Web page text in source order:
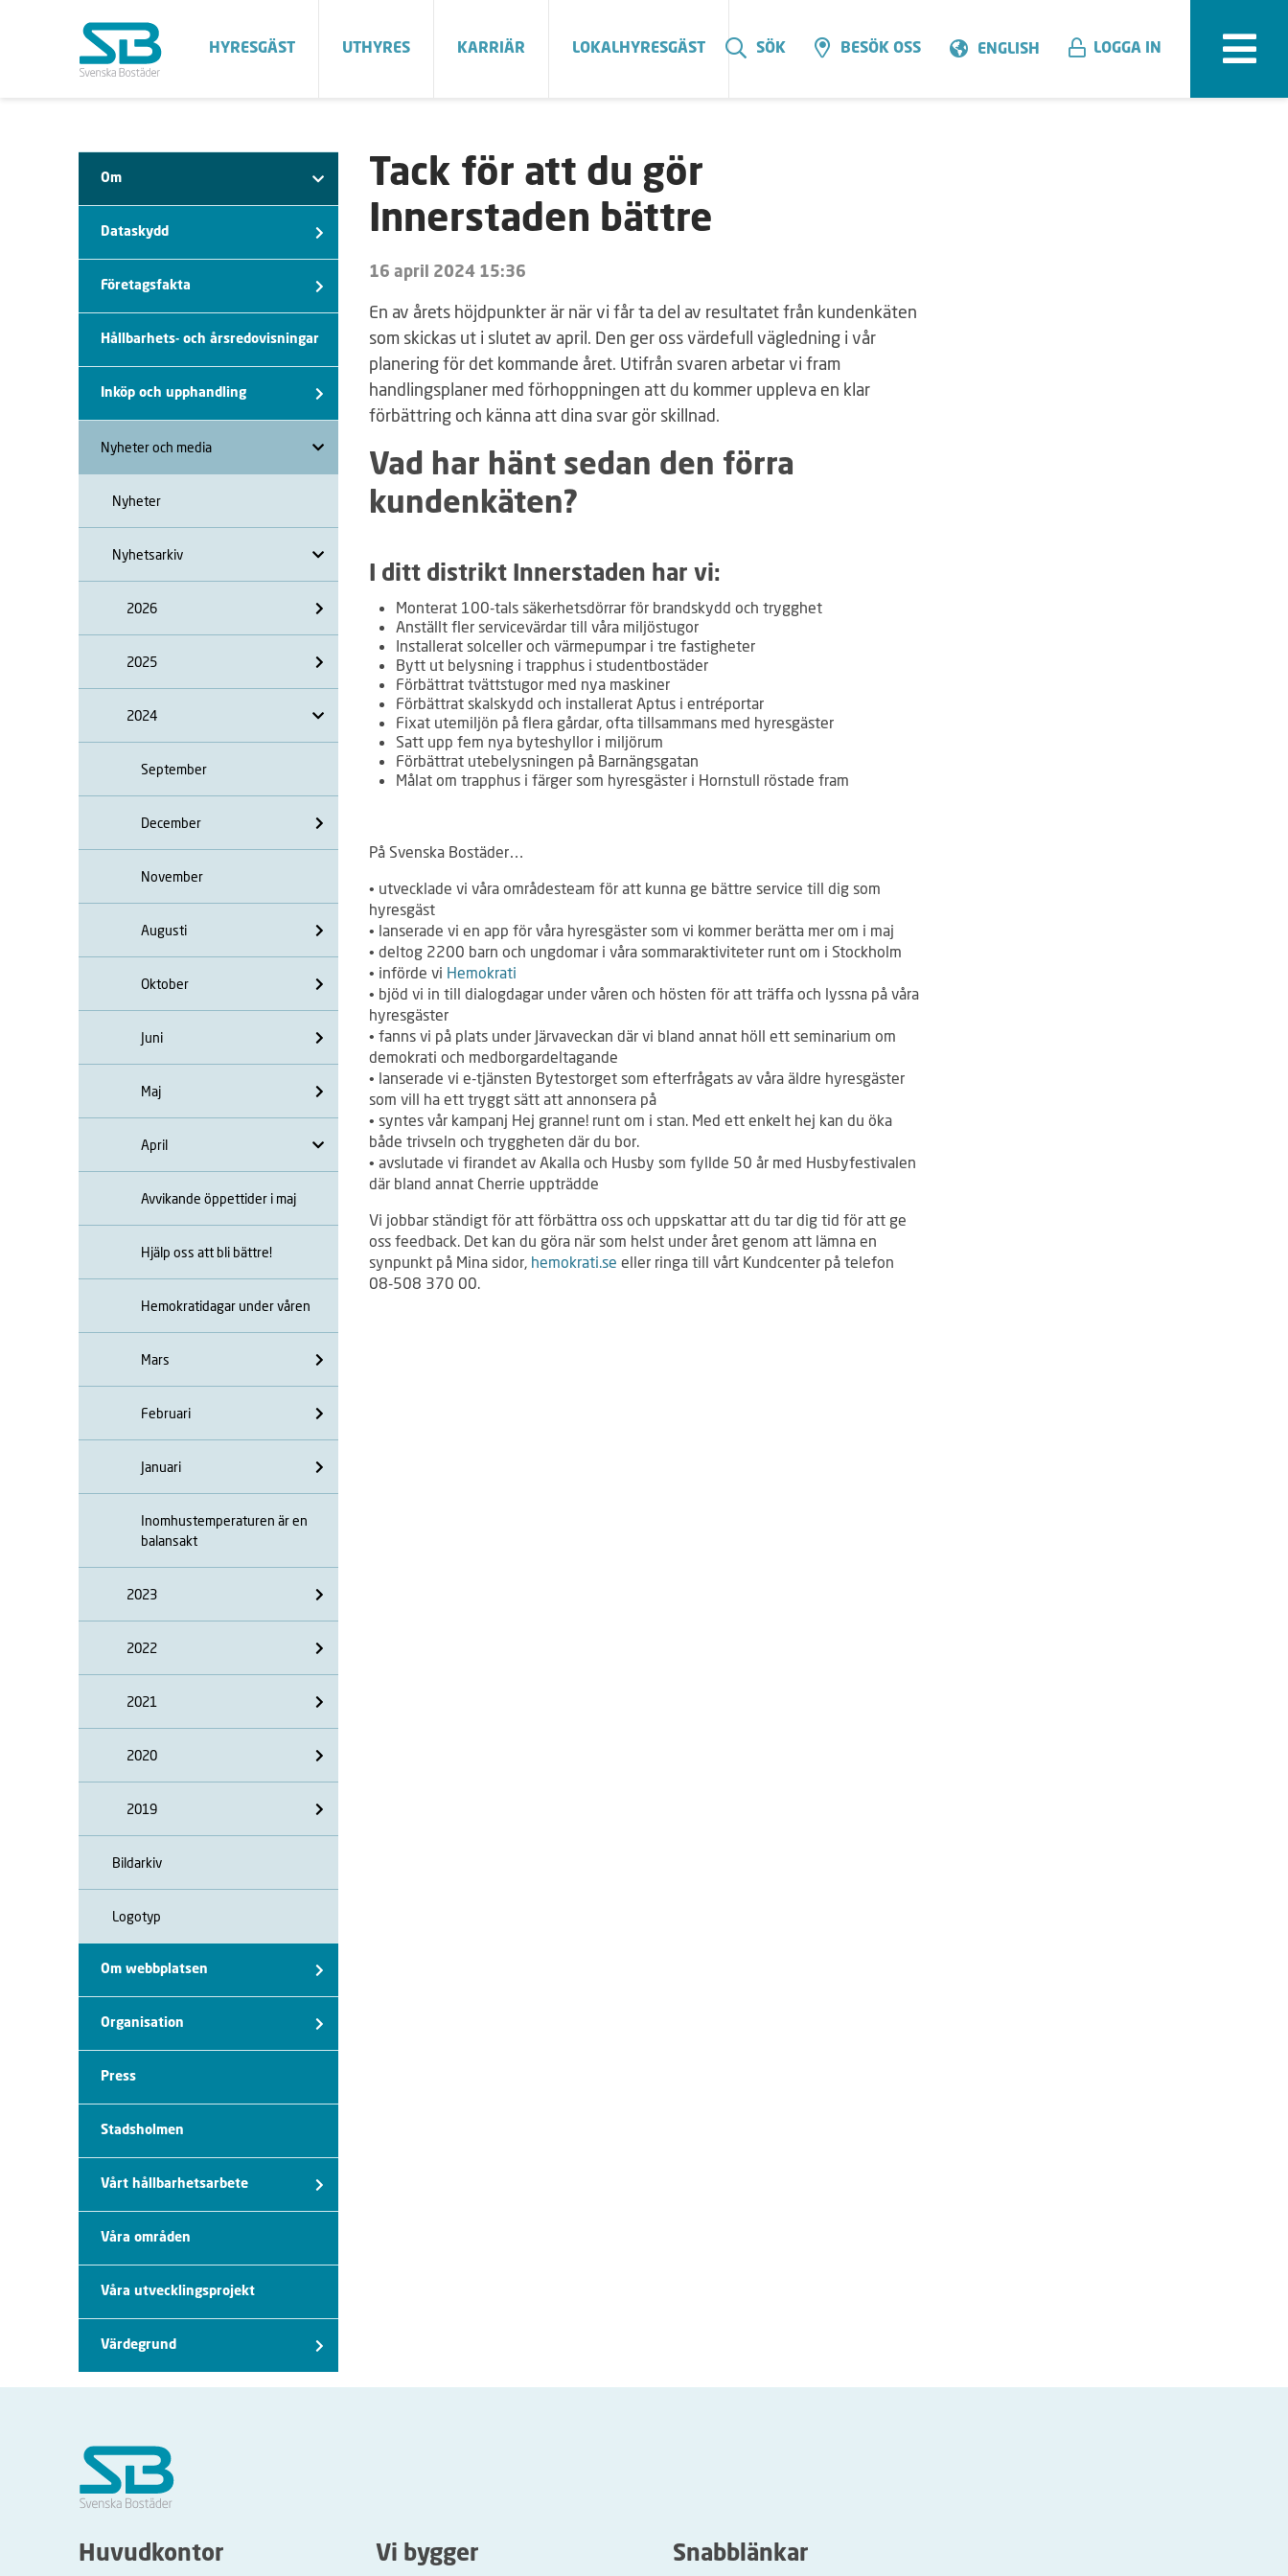
HYRESGÄST UTHYRES KARRIÄR LOKALHYRESGÄST SÖK BESÖK OSS ENGLISH LOGGA IN
Om
Dataskydd
Företagsfakta
Hållbarhets- och årsredovisningar
Inköp och upphandling
Nyheter och media
Nyheter
Nyhetsarkiv
2026
2025
2024
September
December
November
Augusti
Oktober
Juni
Maj
April
Avvikande öppettider i maj
Hjälp oss att bli bättre!
Hemokratidagar under våren
Mars
Februari
Januari
Inomhustemperaturen är en
balansakt
2023
2022
2021
2020
2019
Bildarkiv
Logotyp
Om webbplatsen
Organisation
Press
Stadsholmen
Vårt hållbarhetsarbete
Våra områden
Våra utvecklingsprojekt
Värdegrund
Tack för att du gör
Innerstaden bättre
16 april 2024 15:36
En av årets höjdpunkter är när vi får ta del av resultatet från kundenkäten
som skickas ut i slutet av april. Den ger oss värdefull vägledning i vår
planering för det kommande året. Utifrån svaren arbetar vi fram
handlingsplaner med förhoppningen att du kommer uppleva en klar
förbättring och känna att dina svar gör skillnad.
Vad har hänt sedan den förra
kundenkäten?
I ditt distrikt Innerstaden har vi:
Monterat 100-tals säkerhetsdörrar för brandskydd och trygghet
Anställt fler servicevärdar till våra miljöstugor
Installerat solceller och värmepumpar i tre fastigheter
Bytt ut belysning i trapphus i studentbostäder
Förbättrat tvättstugor med nya maskiner
Förbättrat skalskydd och installerat Aptus i entréportar
Fixat utemiljön på flera gårdar, ofta tillsammans med hyresgäster
Satt upp fem nya byteshyllor i miljörum
Förbättrat utebelysningen på Barnängsgatan
Målat om trapphus i färger som hyresgäster i Hornstull röstade fram
På Svenska Bostäder…
• utvecklade vi våra områdesteam för att kunna ge bättre service till dig som
hyresgäst
• lanserade vi en app för våra hyresgäster som vi kommer berätta mer om i maj
• deltog 2200 barn och ungdomar i våra sommaraktiviteter runt om i Stockholm
• införde vi Hemokrati
• bjöd vi in till dialogdagar under våren och hösten för att träffa och lyssna på våra
hyresgäster
• fanns vi på plats under Järvaveckan där vi bland annat höll ett seminarium om
demokrati och medborgardeltagande
• lanserade vi e-tjänsten Bytestorget som efterfrågats av våra äldre hyresgäster
som vill ha ett tryggt sätt att annonsera på
• syntes vår kampanj Hej granne! runt om i stan. Med ett enkelt hej kan du öka
både trivseln och tryggheten där du bor.
• avslutade vi firandet av Akalla och Husby som fyllde 50 år med Husbyfestivalen
där bland annat Cherrie uppträdde
Vi jobbar ständigt för att förbättra oss och uppskattar att du tar dig tid för att ge
oss feedback. Det kan du göra när som helst under året genom att lämna en
synpunkt på Mina sidor, hemokrati.se eller ringa till vårt Kundcenter på telefon
08-508 370 00.
Huvudkontor Vi bygger Snabblänkar